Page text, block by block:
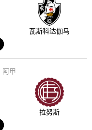
瓦斯科达伽马
阿甲
拉努斯